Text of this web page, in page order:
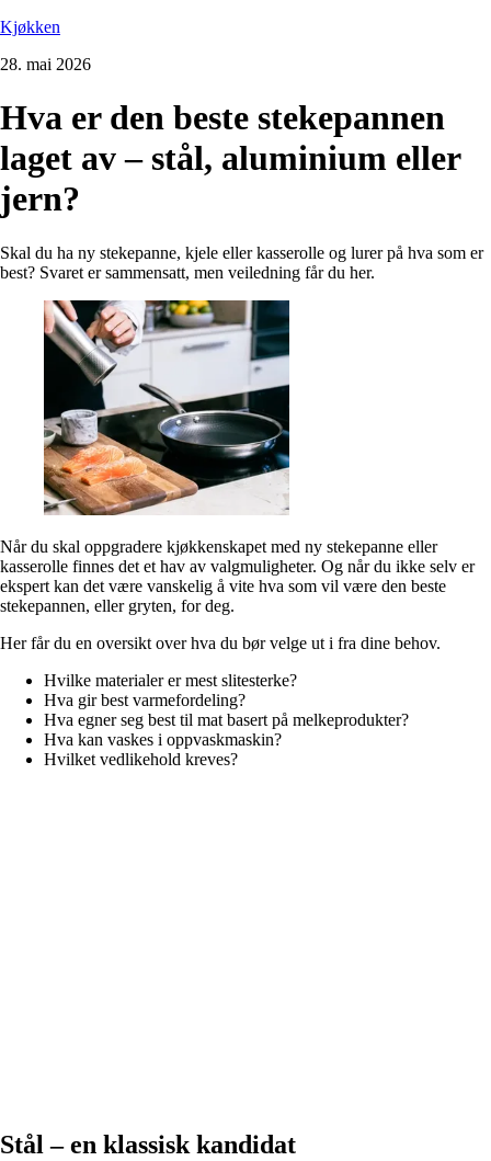
Kjøkken
28. mai 2026
Hva er den beste stekepannen
laget av – stål, aluminium eller
jern?
Skal du ha ny stekepanne, kjele eller kasserolle og lurer på hva som er
best? Svaret er sammensatt, men veiledning får du her.
Når du skal oppgradere kjøkkenskapet med ny stekepanne eller
kasserolle finnes det et hav av valgmuligheter. Og når du ikke selv er
ekspert kan det være vanskelig å vite hva som vil være den beste
stekepannen, eller gryten, for deg.
Her får du en oversikt over hva du bør velge ut i fra dine behov.
Hvilke materialer er mest slitesterke?
Hva gir best varmefordeling?
Hva egner seg best til mat basert på melkeprodukter?
Hva kan vaskes i oppvaskmaskin?
Hvilket vedlikehold kreves?
Stål – en klassisk kandidat